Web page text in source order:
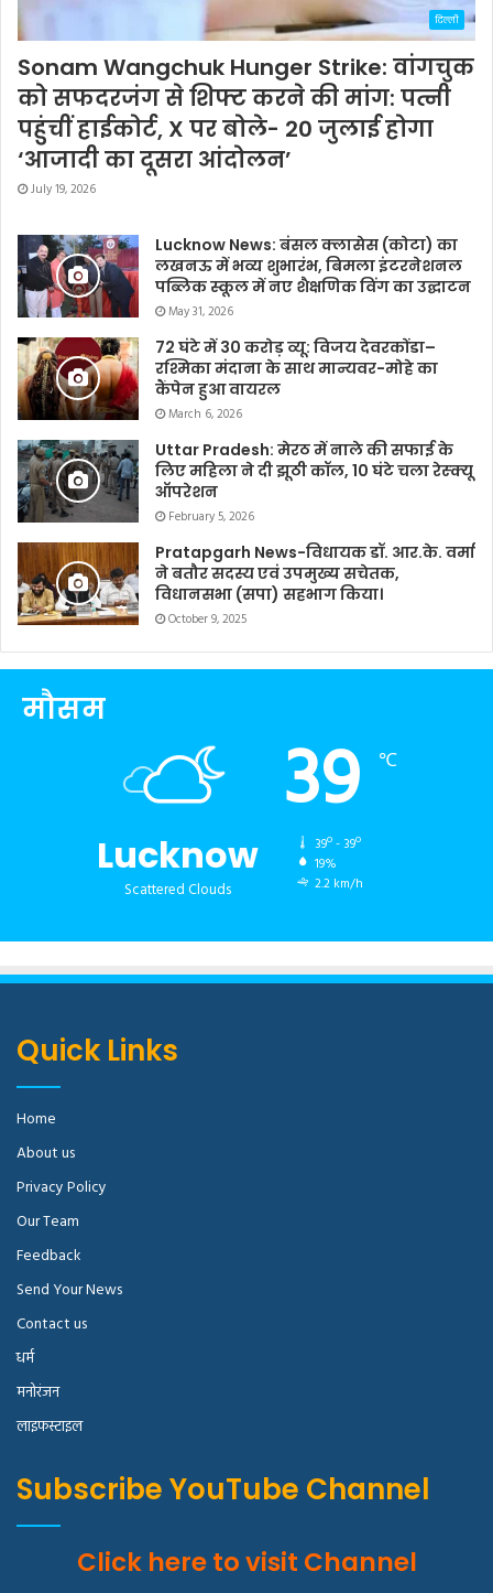
दिल्ली
Sonam Wangchuk Hunger Strike: वांगचुक
को सफदरजंग से शिफ्ट करने की मांग: पत्नी
पहुंचीं हाईकोर्ट, X पर बोले- 20 जुलाई होगा
‘आजादी का दूसरा आंदोलन’
July 19, 2026
Lucknow News: बंसल क्लासेस (कोटा) का
लखनऊ में भव्य शुभारंभ, बिमला इंटरनेशनल
पब्लिक स्कूल में नए शैक्षणिक विंग का उद्घाटन
May 31, 2026
72 घंटे में 30 करोड़ व्यू: विजय देवरकोंडा–
रश्मिका मंदाना के साथ मान्यवर-मोहे का
कैंपेन हुआ वायरल
March 6, 2026
Uttar Pradesh: मेरठ में नाले की सफाई के
लिए महिला ने दी झूठी कॉल, 10 घंटे चला रेस्क्यू
ऑपरेशन
February 5, 2026
Pratapgarh News-विधायक डॉ. आर.के. वर्मा
ने बतौर सदस्य एवं उपमुख्य सचेतक,
विधानसभा (सपा) सहभाग किया।
October 9, 2025
मौसम
Lucknow
Scattered Clouds
39 ℃
39º - 39º
19%
2.2 km/h
Quick Links
Home
About us
Privacy Policy
Our Team
Feedback
Send Your News
Contact us
धर्म
मनोरंजन
लाइफस्टाइल
Subscribe YouTube Channel
Click here to visit Channel